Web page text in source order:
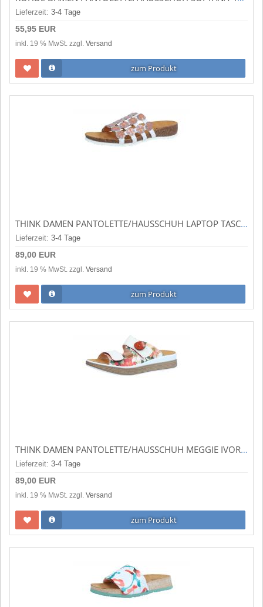
Lieferzeit: 3-4 Tage
55,95 EUR
inkl. 19 % MwSt. zzgl. Versand
zum Produkt
THINK DAMEN PANTOLETTE/HAUSSCHUH LAPTOP TASCHE BIANCO/KOMBI (WEISS) 3-000247-1010
Lieferzeit: 3-4 Tage
89,00 EUR
inkl. 19 % MwSt. zzgl. Versand
zum Produkt
THINK DAMEN PANTOLETTE/HAUSSCHUH MEGGIE IVORY/KOMBI (BEIGE) 3-000355-1000
Lieferzeit: 3-4 Tage
89,00 EUR
inkl. 19 % MwSt. zzgl. Versand
zum Produkt